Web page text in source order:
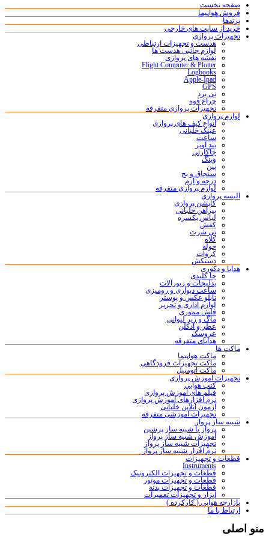
صفحه نخست
فروش هواپیما
برندها
خرید از سایت های خارجی
تجهیزات پروازی
هدست و تجهیزات ارتباطی
لوازم جانبی هدست ها
نقشه های پروازی
Flight Computer & Plotter
Logbooks
Apple-Ipad
GPS
نی برد
چراغ قوه
تجهیزات پروازی متفرقه
لوازم پروازی
انواع کیف های پروازی
عینک خلبانی
ساعت
بند آویز
جاکارتی
وینگ
پین
سنجاق و بج
درجه و آرم
لوازم پروازی متفرقه
البسه پروازی
کاپشن پروازی
پیراهن خلبانی
لباس یکسره
کفش
تی شرت
کلاه
حوله
کروات
دستکش
هدایا و دکوری
جا کلیدی
بدلیجات و زیورآلات
ساعت دیواری و رومیزی
تابلو عکس و پوستر
لوازم اداری و تحریر
فلش مموری
ماگ و زیر لیوانی
عطر و ادکلن
عروسک
هدایای متفرقه
ماکت ها
ماکت هواپیما
ماکت تجهیزات فرودگاهی
ماکت اتومبیل
تجهیزات آموزش پروازی
کتب هوایی
فیلم های آموزش پروازی
نرم افزارهای آموزش پروازی
آزمون آنلاین خلبانی
تجهیزات آموزشی متفرقه
شبیه ساز پرواز
پرواز با شبیه ساز پرشین
آموزش شبیه ساز پرواز
تجهیزات شبیه ساز پرواز
نرم افزار شبیه ساز پرواز
قطعات و تجهیزات
Instruments
قطعات و تجهیزات الکترونیک
قطعات و تجهیزات موتور
قطعات و تجهیزات بدنه
ابزار و تجهیزات تعمیرات
بازارچه هوایی ( کارکرده )
ارتباط با ما
منو اصلی